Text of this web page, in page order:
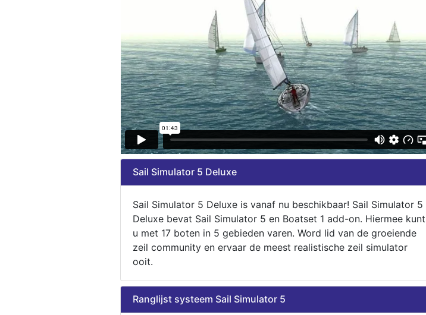
Sail Simulator 5 Deluxe
Sail Simulator 5 Deluxe is vanaf nu beschikbaar! Sail Simulator 5
Deluxe bevat Sail Simulator 5 en Boatset 1 add-on. Hiermee kunt
u met 17 boten in 5 gebieden varen. Word lid van de groeiende
zeil community en ervaar de meest realistische zeil simulator
ooit.
Ranglijst systeem Sail Simulator 5